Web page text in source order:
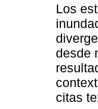
Los
desde
citas